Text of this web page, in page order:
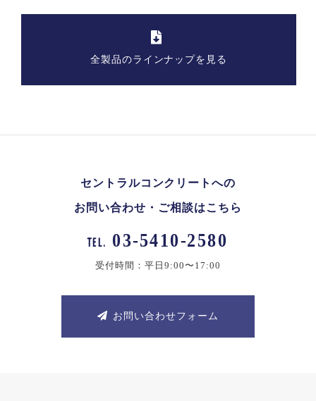
全製品のラインナップを見る
セントラルコンクリートへの
お問い合わせ・ご相談はこちら
TEL. 03-5410-2580
受付時間：平日9:00〜17:00
お問い合わせフォーム